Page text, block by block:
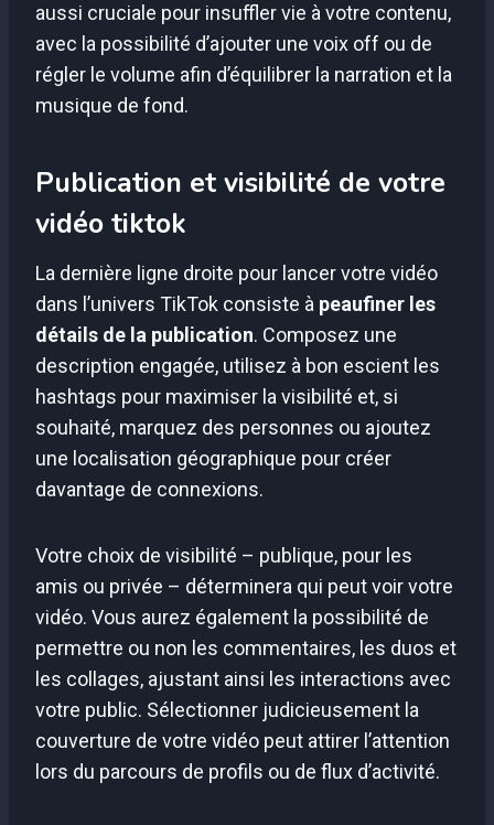
aussi cruciale pour insuffler vie à votre contenu,
avec la possibilité d’ajouter une voix off ou de
régler le volume afin d’équilibrer la narration et la
musique de fond.
Publication et visibilité de votre
vidéo tiktok
La dernière ligne droite pour lancer votre vidéo
dans l’univers TikTok consiste à peaufiner les
détails de la publication. Composez une
description engagée, utilisez à bon escient les
hashtags pour maximiser la visibilité et, si
souhaité, marquez des personnes ou ajoutez
une localisation géographique pour créer
davantage de connexions.
Votre choix de visibilité – publique, pour les
amis ou privée – déterminera qui peut voir votre
vidéo. Vous aurez également la possibilité de
permettre ou non les commentaires, les duos et
les collages, ajustant ainsi les interactions avec
votre public. Sélectionner judicieusement la
couverture de votre vidéo peut attirer l’attention
lors du parcours de profils ou de flux d’activité.